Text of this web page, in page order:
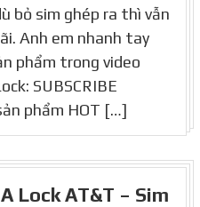
bỏ sim ghép ra thì vẫn
Anh em nhanh tay
phẩm trong video
SUBSCRIBE
phẩm HOT […]
Lock AT&T – Sim